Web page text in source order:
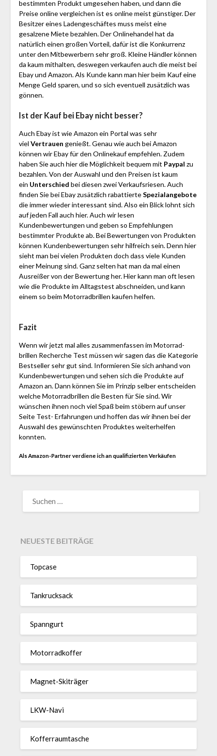
bestimmten Produkt umgesehen haben, und dann die
Preise online vergleichen ist es online meist günstiger. Der
Besitzer eines Ladengeschäftes muss meist eine
gesalzene Miete bezahlen. Der Onlinehandel hat da
natürlich einen großen Vorteil, dafür ist die Konkurrenz
unter den Mitbewerbern sehr groß. Kleine Händler können
da kaum mithalten, deswegen verkaufen auch die meist bei
Ebay und Amazon. Als Kunde kann man hier beim Kauf eine
Menge Geld sparen, und so sich eventuell zusätzlich was
gönnen.
Ist der Kauf bei Ebay nicht besser?
Auch Ebay ist wie Amazon ein Portal was sehr
viel Vertrauen genießt. Genau wie auch bei Amazon
können wir Ebay für den Onlinekauf empfehlen. Zudem
haben Sie auch hier die Möglichkeit bequem mit Paypal zu
bezahlen. Von der Auswahl und den Preisen ist kaum
ein Unterschied bei diesen zwei Verkaufsriesen. Auch
finden Sie bei Ebay zusätzlich rabattierteSpezialangebote
die immer wieder interessant sind. Also ein Blick lohnt sich
auf jeden Fall auch hier. Auch wir lesen
Kundenbewertungen und geben so Empfehlungen
bestimmter Produkte ab. Bei Bewertungen von Produkten
können Kundenbewertungen sehr hilfreich sein. Denn hier
sieht man bei vielen Produkten doch dass viele Kunden
einer Meinung sind. Ganz selten hat man da mal einen
Ausreißer von der Bewertung her. Hier kann man oft lesen
wie die Produkte im Alltagstest abschneiden, und kann
einem so beim Motor­rad­brillen kaufen helfen.
Fazit
Wenn wir jetzt mal alles zusammenfassen im Motor­rad­
brillen Recherche Test müssen wir sagen das die Kategorie
Bestseller sehr gut sind. Informieren Sie sich anhand von
Kundenbewertungen und sehen sich die Produkte auf
Amazon an. Dann können Sie im Prinzip selber entscheiden
welche Motor­rad­brillen die Besten für Sie sind. Wir
wünschen ihnen noch viel Spaß beim stöbern auf unser
Seite Test- Erfahrungen und hoffen das wir ihnen bei der
Auswahl des gewünschten Produktes weiterhelfen
konnten.
Als Amazon-Partner verdiene ich an qualifizierten Verkäufen
NACH:
NEUESTE BEITRÄGE
Topcase
Tan­kruck­sack
Spann­gurt
Motor­rad­koffer
Magnet-Ski­träger
LKW-Navi
Kof­fer­raum­ta­sche